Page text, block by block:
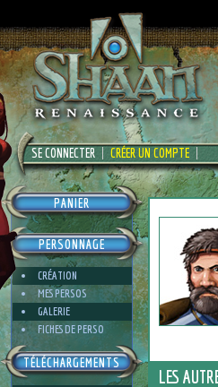
SE CONNECTER CRÉER UN COMPTE
PANIER
PERSONNAGE
CRÉATION
MES PERSOS
GALERIE
FICHES DE PERSO
TÉLÉCHARGEMENTS
LES